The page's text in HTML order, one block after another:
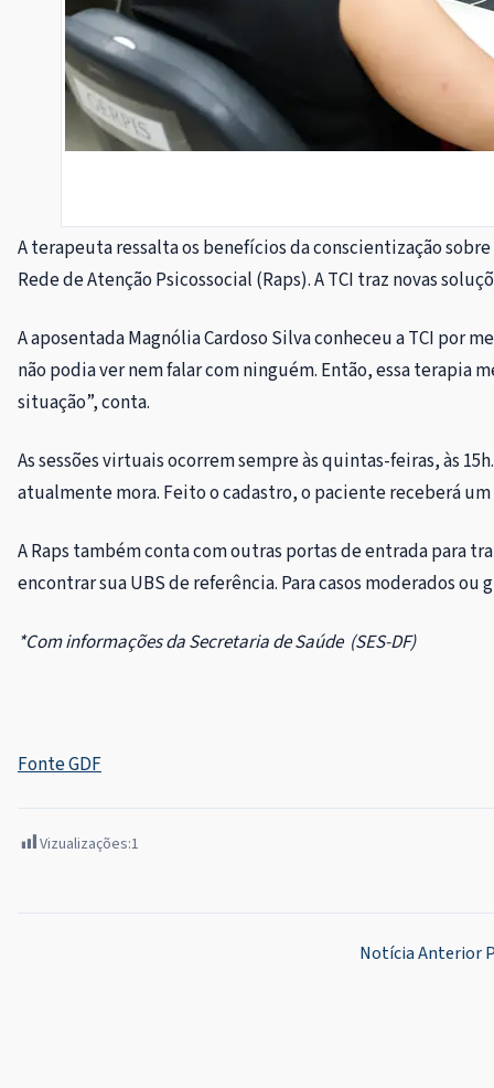
A terapeuta ressalta os benefícios da conscientização
Rede de Atenção Psicossocial (Raps). A TCI traz novas
A aposentada Magnólia Cardoso Silva conheceu a TCI por
não podia ver nem falar com ninguém. Então, essa terapia
situação”, conta.
As sessões virtuais ocorrem sempre às quintas-feiras, às
atualmente mora. Feito o cadastro, o paciente receberá
A Raps também conta com outras portas de entrada para
encontrar sua UBS de referência. Para casos moderados
*Com informações da Secretaria de Saúde (SES-DF)
Fonte GDF
Vizualizações:1
Notícia Anterior